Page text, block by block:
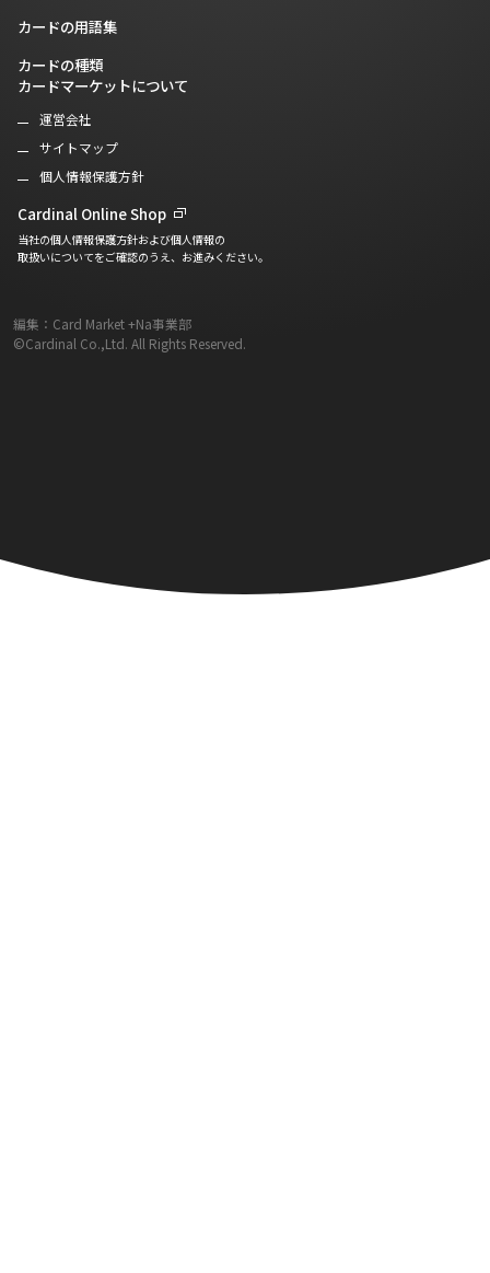
カードの用語集
カードの種類
カードマーケットについて
運営会社
サイトマップ
個人情報保護方針
Cardinal Online Shop
当社の個人情報保護方針および個人情報の
取扱いについてをご確認のうえ、お進みください。
編集：Card Market +Na事業部
©Cardinal Co.,Ltd. All Rights Reserved.